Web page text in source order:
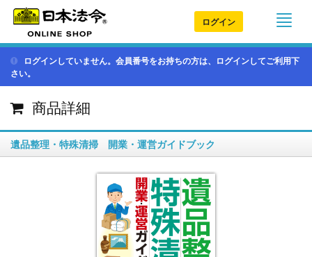
ログイン
ログインしていません。会員番号をお持ちの方は、ログインしてご利用下
さい。
商品詳細
遺品整理・特殊清掃 開業・運営ガイドブック